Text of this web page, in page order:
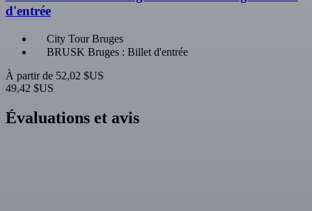
d'entrée
City Tour Bruges
BRUSK Bruges : Billet d'entrée
À partir de 52,02 $US
49,42 $US
Évaluations et avis